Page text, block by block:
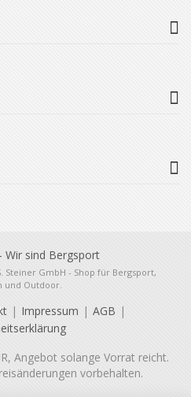
Steiner GmbH - Shop für Bergsport,
und Outdoor.
Impressum
AGB
Angebot solange Vorrat reicht.
vorbehalten.